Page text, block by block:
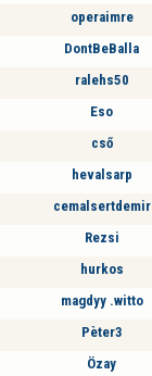
operaimre
DontBeBalla
ralehs50
Eso
cső
hevalsarp
cemalsertdemir
Rezsi
hurkos
magdyy .witto
Pèter3
Özay